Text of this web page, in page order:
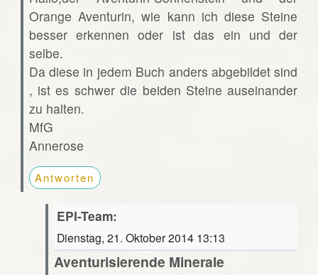
Orange Aventurin, wie kann ich diese Steine
besser erkennen oder ist das ein und der
selbe.
Da diese in jedem Buch anders abgebildet sind
, ist es schwer die beiden Steine auseinander
zu halten.
MfG
Annerose
Antworten
EPI-Team:
Dienstag, 21. Oktober 2014 13:13
Aventurisierende Minerale